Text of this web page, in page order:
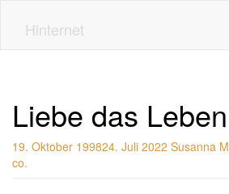
Hinternet
Liebe das Leben
19. Oktober 199824. Juli 2022 Susanna
co.